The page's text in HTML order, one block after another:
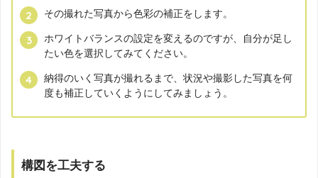
その撮れた写真から色彩の補正をします。
ホワイトバランスの設定を変えるのですが、自分が足し
たい色を選択してみてください。
納得のいく写真が撮れるまで、状況や撮影した写真を何
度も補正していくようにしてみましょう。
構図を工夫する